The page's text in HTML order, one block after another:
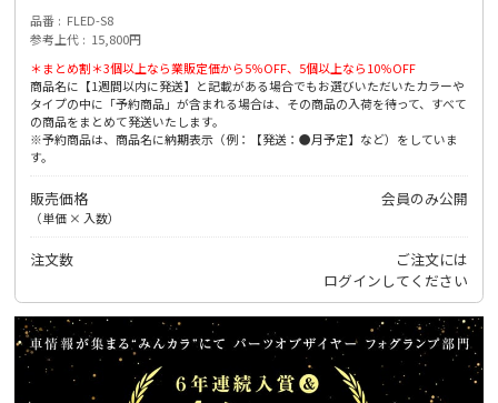
品番
FLED-S8
参考上代
15,800円
＊まとめ割＊3個以上なら業販定価から5％OFF、5個以上なら10％OFF
商品名に【1週間以内に発送】と記載がある場合でもお選びいただいたカラーや
タイプの中に「予約商品」が含まれる場合は、その商品の入荷を待って、すべて
の商品をまとめて発送いたします。
※予約商品は、商品名に納期表示（例：【発送：●月予定】など）をしていま
す。
販売価格
（単価 × 入数）
会員のみ公開
注文数
ご注文には
ログイン してください